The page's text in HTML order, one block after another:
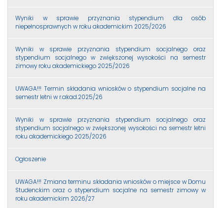
Wyniki w sprawie przyznania stypendium dla osób
niepełnosprawnych w roku akademickim 2025/2026
Wyniki w sprawie przyznania stypendium socjalnego oraz
stypendium socjalnego w zwiększonej wysokości na semestr
zimowy roku akademickiego 2025/2026
UWAGA!!! Termin składania wniosków o stypendium socjalne na
semestr letni w r.akad.2025/26
Wyniki w sprawie przyznania stypendium socjalnego oraz
stypendium socjalnego w zwiększonej wysokości na semestr letni
roku akademickiego 2025/2026
Ogłoszenie
UWAGA!!! Zmiana terminu składania wniosków o miejsce w Domu
Studenckim oraz o stypendium socjalne na semestr zimowy w
roku akademickim 2026/27